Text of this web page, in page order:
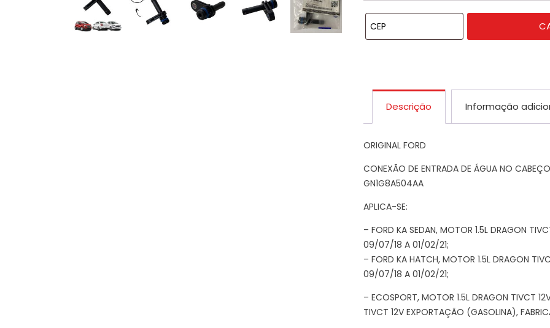
Descrição Informação
ORIGINAL FORD
CONEXÃO DE ENTRADA DE ÁGUA NO
GN1G8A504AA
APLICA-SE:
– FORD KA SEDAN, MOTOR 1.5L DRAGON
09/07/18 A 01/02/21;
– FORD KA HATCH, MOTOR 1.5L DRAGON
09/07/18 A 01/02/21;
– ECOSPORT, MOTOR 1.5L DRAGON TIVCT
TIVCT 12V EXPORTAÇÃO (GASOLINA),